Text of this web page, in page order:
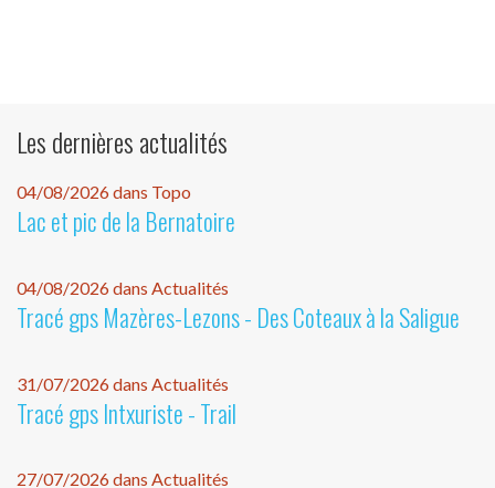
Les dernières actualités
04/08/2026 dans Topo
Lac et pic de la Bernatoire
04/08/2026 dans Actualités
Tracé gps Mazères-Lezons - Des Coteaux à la Saligue
31/07/2026 dans Actualités
Tracé gps Intxuriste - Trail
27/07/2026 dans Actualités